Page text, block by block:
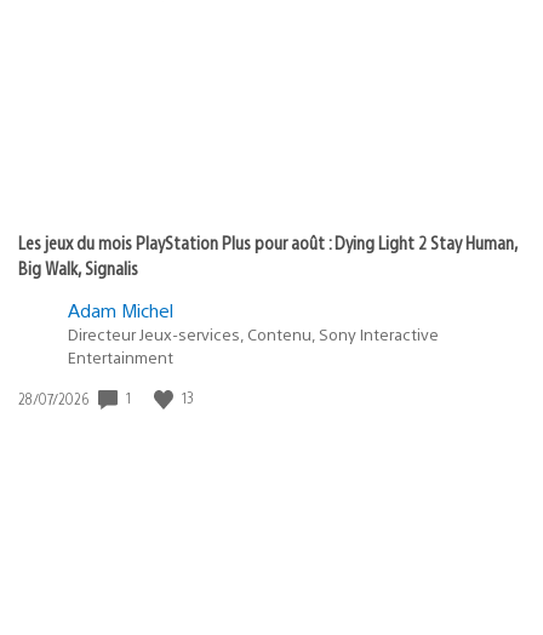
Les jeux du mois PlayStation Plus pour août : Dying Light 2 Stay Human,
Big Walk, Signalis
Adam Michel
Directeur Jeux-services, Contenu, Sony Interactive
Entertainment
Date
28/07/2026 1 13